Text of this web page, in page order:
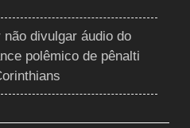
não divulgar áudio do
polêmico de pênalti